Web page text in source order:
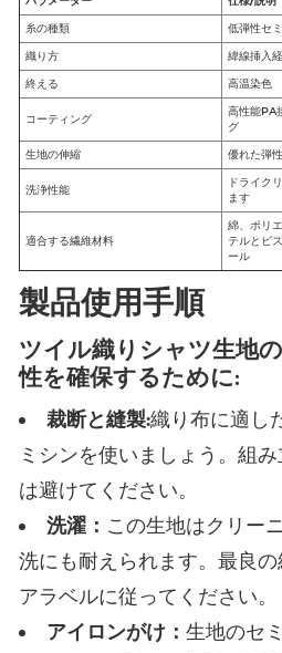
糸の種類
低弾性セ
織り方
緯線挿入
終える
高温染色
コーティング
高性能PA
グ
生地の伸縮
優れた弾性
洗浄性能
ドライク
ます
適合する繊維材料
綿、ポリ
テルとビ
ール
製品使用手順
ツイル織りシャツ生地
性を確保するために:
裁断と縫製:織り布に適し
ミシンを使いましょう。組
は避けてください。
洗濯： この生地はクリー
洗にも耐えられます。最良
アラベルに従ってください。
アイロンがけ：生地のセ